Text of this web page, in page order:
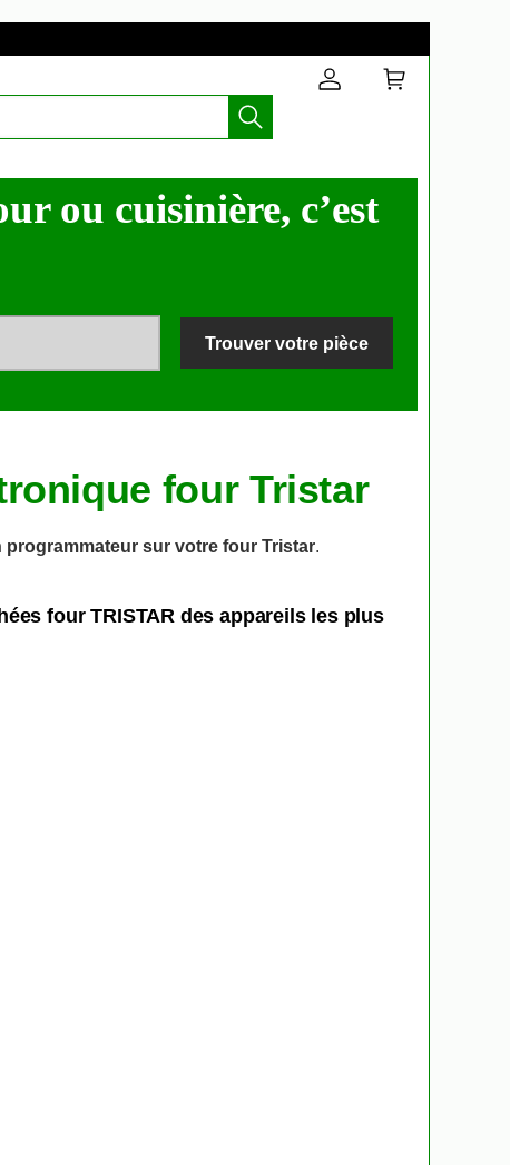
ou cuisinière, c’est
Trouver votre pièce
four Tristar
programmateur sur votre four Tristar.
four TRISTAR des appareils les plus